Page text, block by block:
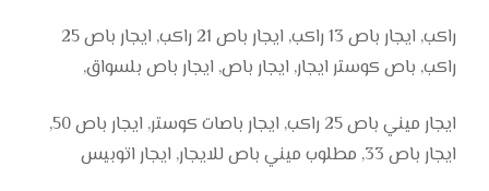
راكب, ايجار باص 13 راكب, ايجار باص 21 راكب, ايجار باص 25
راكب, باص كوستر ايجار, ايجار باص, ايجار باص بلسواق,
ايجار ميني باص 25 راكب, ايجار باصات كوستر, ايجار باص 50,
ايجار باص 33, مطلوب ميني باص للايجار, ايجار اتوبيس